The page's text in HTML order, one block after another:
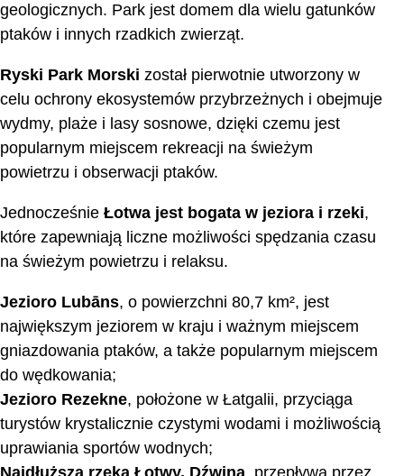
geologicznych. Park jest domem dla wielu gatunków
ptaków i innych rzadkich zwierząt.
Ryski Park Morski został pierwotnie utworzony w
celu ochrony ekosystemów przybrzeżnych i obejmuje
wydmy, plaże i lasy sosnowe, dzięki czemu jest
popularnym miejscem rekreacji na świeżym
powietrzu i obserwacji ptaków.
Jednocześnie Łotwa jest bogata w jeziora i rzeki,
które zapewniają liczne możliwości spędzania czasu
na świeżym powietrzu i relaksu.
Jezioro Lubāns, o powierzchni 80,7 km², jest
największym jeziorem w kraju i ważnym miejscem
gniazdowania ptaków, a także popularnym miejscem
do wędkowania;
Jezioro Rezekne, położone w Łatgalii, przyciąga
turystów krystalicznie czystymi wodami i możliwością
uprawiania sportów wodnych;